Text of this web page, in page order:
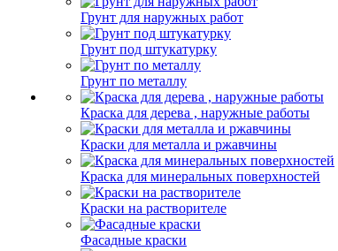
Грунт для наружных работ
Грунт под штукатурку
Грунт по металлу
Краска для дерева , наружные работы
Краски для металла и ржавчины
Краска для минеральных поверхностей
Краски на растворителе
Фасадные краски